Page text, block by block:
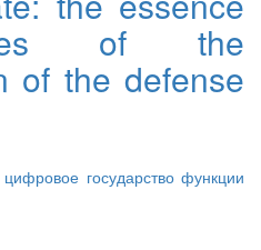
of the
of the defense
цифровое государство функции